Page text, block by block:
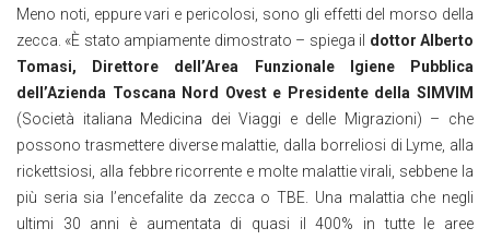
Meno noti, eppure vari e pericolosi, sono gli effetti del morso della
zecca. «È stato ampiamente dimostrato – spiega il dottor Alberto
Tomasi, Direttore dell’Area Funzionale Igiene Pubblica
dell’Azienda Toscana Nord Ovest e Presidente della SIMVIM
(Società italiana Medicina dei Viaggi e delle Migrazioni) – che
possono trasmettere diverse malattie, dalla borreliosi di Lyme, alla
rickettsiosi, alla febbre ricorrente e molte malattie virali, sebbene la
più seria sia l’encefalite da zecca o TBE. Una malattia che negli
ultimi 30 anni è aumentata di quasi il 400% in tutte le aree